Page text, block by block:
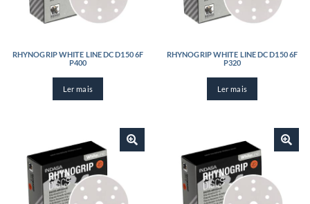
RHYNOGRIP WHITE LINE DC D150 6F
P400
Ler mais
RHYNOGRIP WHITE LINE DC D150 6F
P320
Ler mais